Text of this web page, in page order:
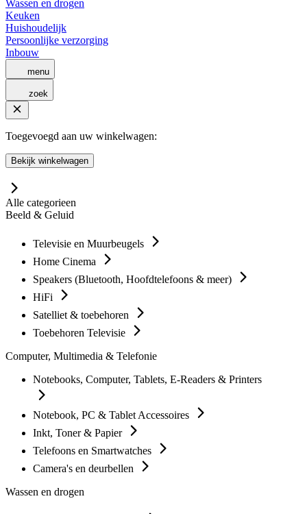
Wassen en drogen
Keuken
Huishoudelijk
Persoonlijke verzorging
Inbouw
menu
zoek
Toegevoegd aan uw winkelwagen:
Bekijk winkelwagen
Alle categorieen
Beeld & Geluid
Televisie en Muurbeugels
Home Cinema
Speakers (Bluetooth, Hoofdtelefoons & meer)
HiFi
Satelliet & toebehoren
Toebehoren Televisie
Computer, Multimedia & Telefonie
Notebooks, Computer, Tablets, E-Readers & Printers
Notebook, PC & Tablet Accessoires
Inkt, Toner & Papier
Telefoons en Smartwatches
Camera's en deurbellen
Wassen en drogen